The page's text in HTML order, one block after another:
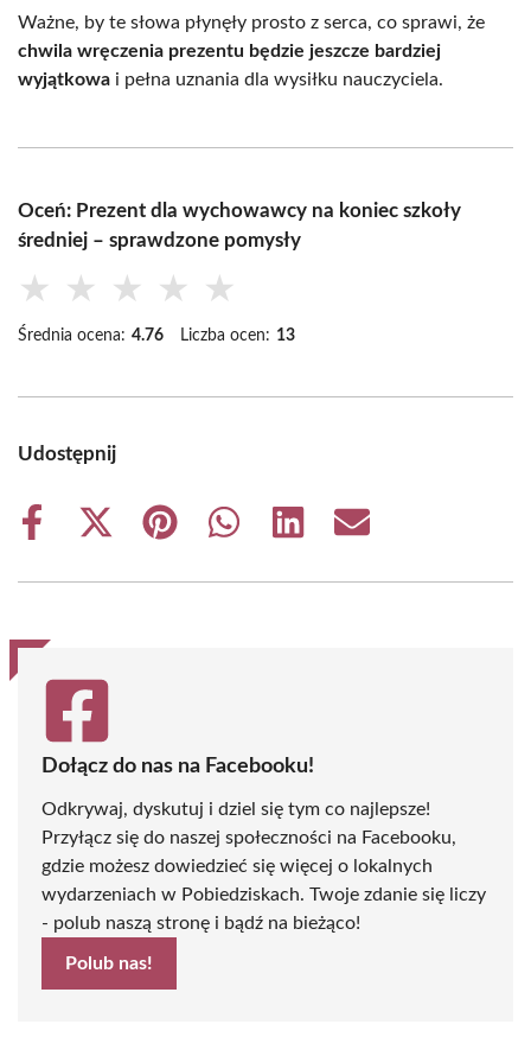
Ważne, by te słowa płynęły prosto z serca, co sprawi, że
chwila wręczenia prezentu będzie jeszcze bardziej
wyjątkowa i pełna uznania dla wysiłku nauczyciela.
Oceń: Prezent dla wychowawcy na koniec szkoły
średniej – sprawdzone pomysły
★ ★ ★ ★ ★
Średnia ocena: 4.76 Liczba ocen: 13
Udostępnij
Share
Share
(Twitter)
Share
Share
Share
Share
Dołącz do nas na Facebooku!
Odkrywaj, dyskutuj i dziel się tym co najlepsze!
Przyłącz się do naszej społeczności na Facebooku,
gdzie możesz dowiedzieć się więcej o lokalnych
wydarzeniach w Pobiedziskach. Twoje zdanie się liczy
- polub naszą stronę i bądź na bieżąco!
Polub nas!